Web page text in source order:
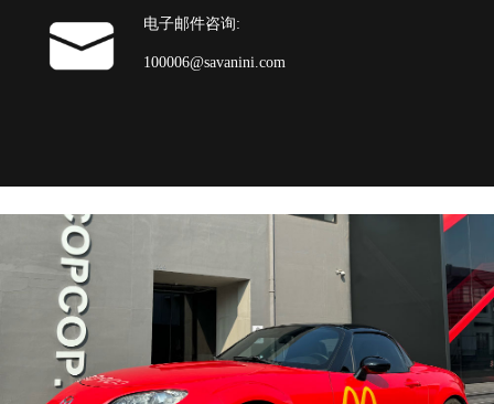
电子邮件咨询:
100006@savanini.com